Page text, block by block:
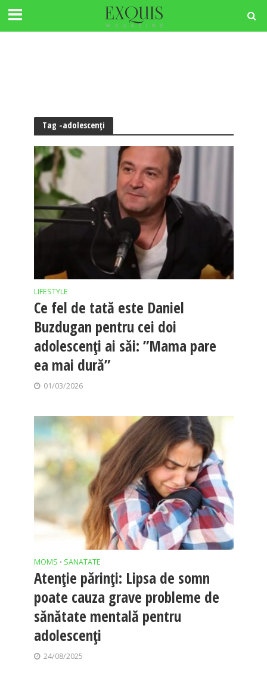
Tag -adolescenţi
LIFESTYLE
Ce fel de tată este Daniel
Buzdugan pentru cei doi
adolescenți ai săi: ”Mama pare
ea mai dură”
01/03/2026
MOMS • SANATATE
Atenție părinți: Lipsa de somn
poate cauza grave probleme de
sănătate mentală pentru
adolescenți
24/08/2025